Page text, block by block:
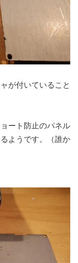
が付いていること
ート防止のパネル
ようです。（誰か